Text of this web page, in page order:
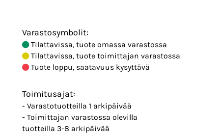
Varastosymbolit:
Tilattavissa, tuote omassa varastossa
Tilattavissa, tuote toimittajan varastossa
Tuote loppu, saatavuus kysyttävä
Toimitusajat:
- Varastotuotteilla 1 arkipäivää
- Toimittajan varastossa olevilla
tuotteilla 3-8 arkipäivää